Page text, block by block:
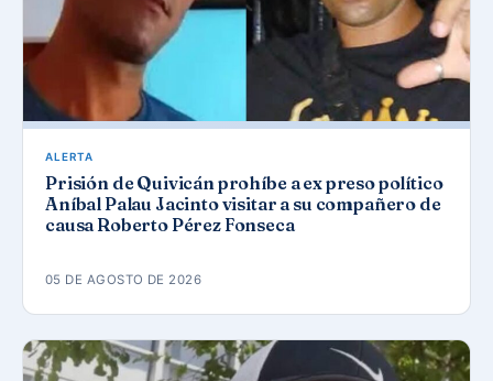
ALERTA
Prisión de Quivicán prohíbe a ex preso político
Aníbal Palau Jacinto visitar a su compañero de
causa Roberto Pérez Fonseca
05 DE AGOSTO DE 2026